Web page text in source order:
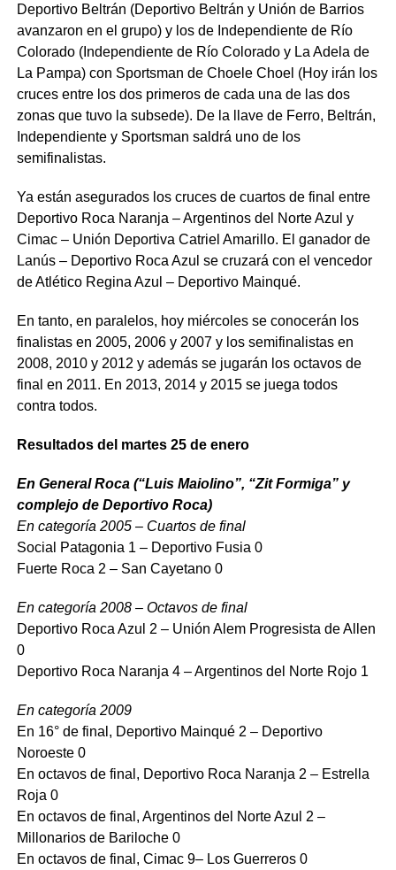
Deportivo Beltrán (Deportivo Beltrán y Unión de Barrios
avanzaron en el grupo) y los de Independiente de Río
Colorado (Independiente de Río Colorado y La Adela de
La Pampa) con Sportsman de Choele Choel (Hoy irán los
cruces entre los dos primeros de cada una de las dos
zonas que tuvo la subsede). De la llave de Ferro, Beltrán,
Independiente y Sportsman saldrá uno de los
semifinalistas.
Ya están asegurados los cruces de cuartos de final entre
Deportivo Roca Naranja – Argentinos del Norte Azul y
Cimac – Unión Deportiva Catriel Amarillo. El ganador de
Lanús – Deportivo Roca Azul se cruzará con el vencedor
de Atlético Regina Azul – Deportivo Mainqué.
En tanto, en paralelos, hoy miércoles se conocerán los
finalistas en 2005, 2006 y 2007 y los semifinalistas en
2008, 2010 y 2012 y además se jugarán los octavos de
final en 2011. En 2013, 2014 y 2015 se juega todos
contra todos.
Resultados del martes 25 de enero
En General Roca (“Luis Maiolino”, “Zit Formiga” y
complejo de Deportivo Roca)
En categoría 2005 – Cuartos de final
Social Patagonia 1 – Deportivo Fusia 0
Fuerte Roca 2 – San Cayetano 0
En categoría 2008 – Octavos de final
Deportivo Roca Azul 2 – Unión Alem Progresista de Allen
0
Deportivo Roca Naranja 4 – Argentinos del Norte Rojo 1
En categoría 2009
En 16° de final, Deportivo Mainqué 2 – Deportivo
Noroeste 0
En octavos de final, Deportivo Roca Naranja 2 – Estrella
Roja 0
En octavos de final, Argentinos del Norte Azul 2 –
Millonarios de Bariloche 0
En octavos de final, Cimac 9– Los Guerreros 0